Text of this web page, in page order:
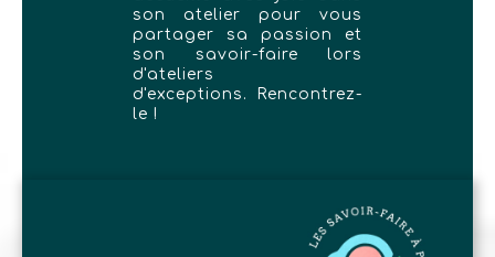
son atelier pour vous
partager sa passion et
son savoir-faire lors
d'ateliers
d'exceptions. Rencontrez-
le !